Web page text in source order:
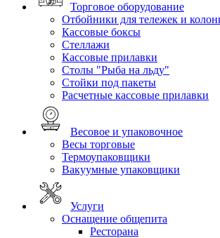
Торговое оборудование
Отбойники для тележек и
Кассовые боксы
Стеллажи
Кассовые прилавки
Столы "Рыба на льду"
Стойки под пакеты
Расчетные кассовые прилавки
Весовое и упаковочное
Весы торговые
Термоупаковщики
Вакуумные упаковщики
Услуги
Оснащение общепита
Ресторана